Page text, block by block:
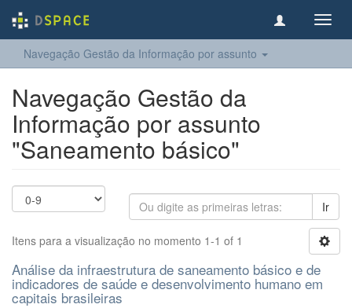
Navegação Gestão da Informação por assunto
Navegação Gestão da
Informação por assunto
"Saneamento básico"
Ir
Itens para a visualização no momento 1-1 of 1
Análise da infraestrutura de saneamento básico e de
indicadores de saúde e desenvolvimento humano em
capitais brasileiras